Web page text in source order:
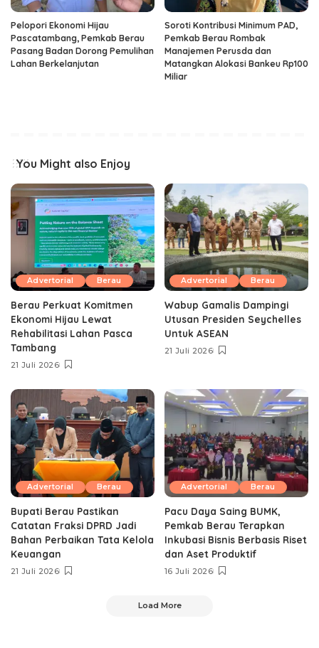
Pelopori Ekonomi Hijau
Pascatambang, Pemkab Berau
Pasang Badan Dorong Pemulihan
Lahan Berkelanjutan
Soroti Kontribusi Minimum PAD,
Pemkab Berau Rombak
Manajemen Perusda dan
Matangkan Alokasi Bankeu Rp100
Miliar
You Might also Enjoy
Advertorial Berau
Berau Perkuat Komitmen
Ekonomi Hijau Lewat
Rehabilitasi Lahan Pasca
Tambang
21 Juli 2026
Advertorial Berau
Wabup Gamalis Dampingi
Utusan Presiden Seychelles
Untuk ASEAN
21 Juli 2026
Advertorial Berau
Bupati Berau Pastikan
Catatan Fraksi DPRD Jadi
Bahan Perbaikan Tata Kelola
Keuangan
21 Juli 2026
Advertorial Berau
Pacu Daya Saing BUMK,
Pemkab Berau Terapkan
Inkubasi Bisnis Berbasis Riset
dan Aset Produktif ‎
16 Juli 2026
Load More